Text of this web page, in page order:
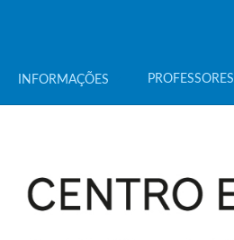
INFORMAÇÕES PROFESSORES